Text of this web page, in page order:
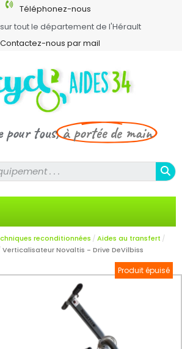
Téléphonez-nous
tout le département de l'Hérault
Contactez-nous par mail
pour tous,à portée de main
reconditionnées
Aides au transfert
Verticalisateur Novaltis - Drive DeVilbiss
Produit épuisé